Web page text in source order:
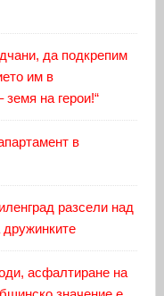
да подкрепим
им в
земя на герои!“
в
разсели над
дружинките
асфалтиране на